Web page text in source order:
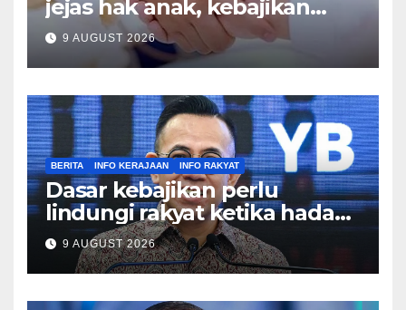
jejas hak anak, kebajikan
keluarga – Zulkifli
9 AUGUST 2026
BERITA INFO KERAJAAN INFO RAKYAT
Dasar kebajikan perlu
lindungi rakyat ketika hadapi
kesusahan – Sim
9 AUGUST 2026